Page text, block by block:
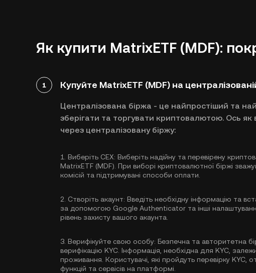
Як купити MatrixETF (MDF):
1 Купуйте MatrixETF (MDF) на
Централізована біржа - це найпростіший та
зберігати та торгувати криптовалютою. Ось
через централізовану біржу:
1. Виберіть CEX: Виберіть надійну та перевірену
MatrixETF (MDF). При виборі криптовалютної біржі
комісій та підтримувані способи оплати.
2. Створіть акаунт: Введіть необхідну інформацію та
за допомогою Google Authenticator та інші
рівень захисту вашого акаунта.
3. Верифікуйте свою особу: Безпечна та авторитетна
верифікацію KYC . Інформація, необхідна для KYC,
проживання. Користувачі, які пройдуть перевірку KYC,
функцій та сервісів на платформі.